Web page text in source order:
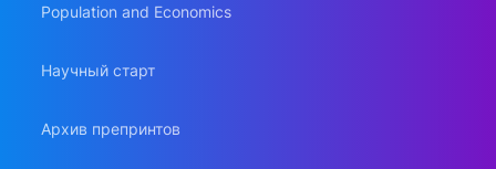
Population and Economics
Научный старт
Архив препринтов